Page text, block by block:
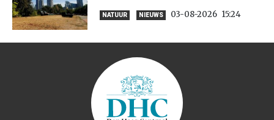
NATUUR NIEUWS 03-08-2026 15:24